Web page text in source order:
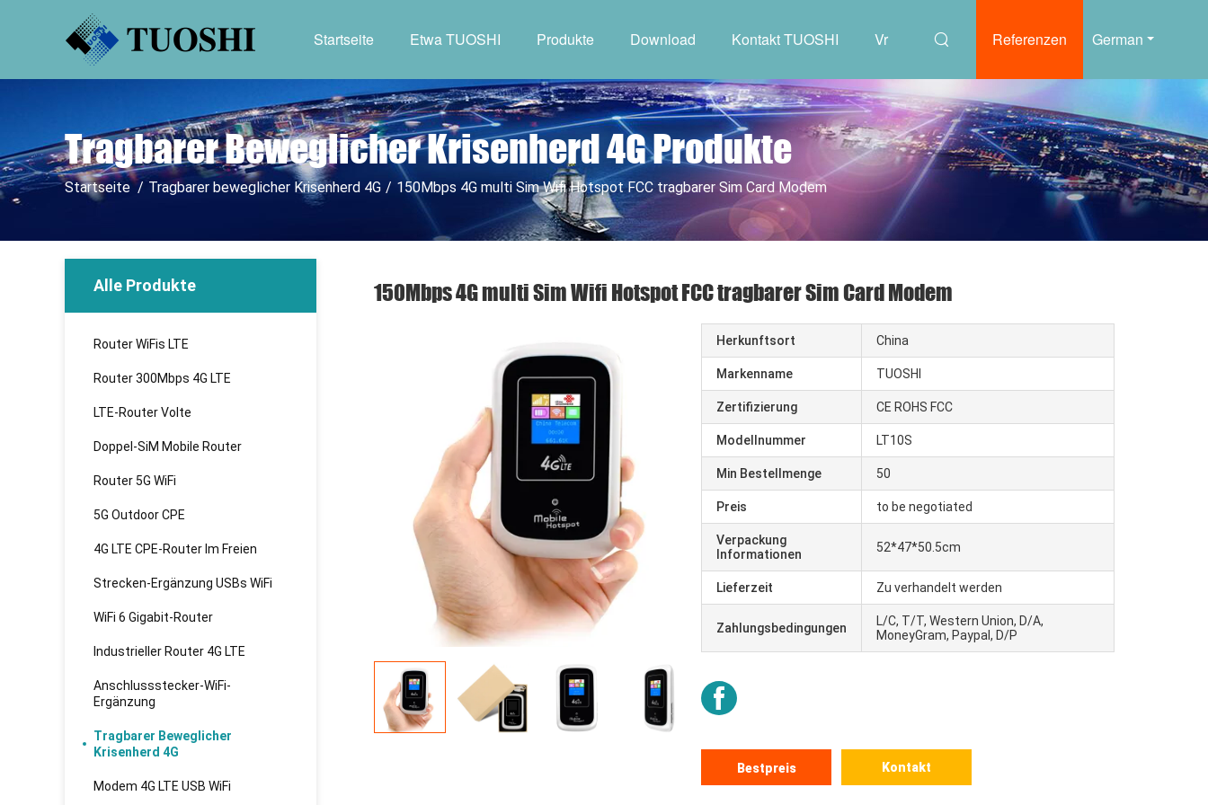
German
Referenzen
Startseite Etwa TUOSHI Produkte Download Kontakt TUOSHI Vr
Tragbarer Beweglicher Krisenherd 4G Produkte
Startseite / Tragbarer beweglicher Krisenherd 4G / 150Mbps 4G multi Sim Wifi Hotspot FCC tragbarer Sim Card Modem
Alle Produkte
Router WiFis LTE
Router 300Mbps 4G LTE
LTE-Router Volte
Doppel-SiM Mobile Router
Router 5G WiFi
5G Outdoor CPE
4G LTE CPE-Router Im Freien
Strecken-Ergänzung USBs WiFi
WiFi 6 Gigabit-Router
Industrieller Router 4G LTE
Anschlussstecker-WiFi-
Ergänzung
Tragbarer Beweglicher
Krisenherd 4G
Modem 4G LTE USB WiFi
150Mbps 4G multi Sim Wifi Hotspot FCC tragbarer Sim Card Modem
Herkunftsort China
Markenname TUOSHI
Zertifizierung CE ROHS FCC
Modellnummer LT10S
Min Bestellmenge 50
Preis to be negotiated
Verpackung
Informationen
52*47*50.5cm
Lieferzeit Zu verhandelt werden
Zahlungsbedingungen
L/C, T/T, Western Union, D/A,
MoneyGram, Paypal, D/P
Bestpreis Kontakt